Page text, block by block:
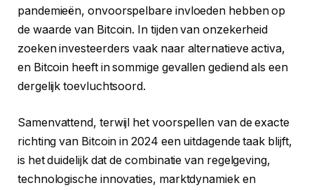
pandemieën, onvoorspelbare invloeden hebben op
de waarde van Bitcoin. In tijden van onzekerheid
zoeken investeerders vaak naar alternatieve activa,
en Bitcoin heeft in sommige gevallen gediend als een
dergelijk toevluchtsoord.
Samenvattend, terwijl het voorspellen van de exacte
richting van Bitcoin in 2024 een uitdagende taak blijft,
is het duidelijk dat de combinatie van regelgeving,
technologische innovaties, marktdynamiek en